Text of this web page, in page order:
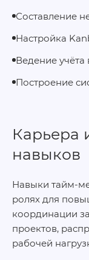
Составление
Настройка
Ведение
Построение
Карьера
навыков
Навыки
ролях для
координации
проектов,
рабочей